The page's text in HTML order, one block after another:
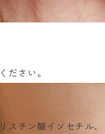
さい。
チン酸イソセチ